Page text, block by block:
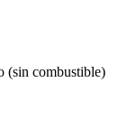
(sin combustible)